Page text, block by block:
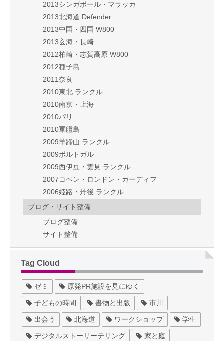
2013シンガポール・マラッカ
2013北海道 Defender
2013中国・四国 W800
2013玄海・長崎
2012柏崎・志賀高原 W800
2012種子島
2011奈良
2010東北 ランクル
2010南京・上海
2010パリ
2010軍艦島
2009羊蹄山 ランクル
2009ポルトガル
2009西伊豆・雲見 ランクル
2007コペン・ロンドン・カーディフ
2006姫路・丹後 ランクル
ブログ・サイト整備
ブログ整備
サイト整備
Tag Cloud
ゼミ 原発PR施設を見にゆく
子どもの時間 書物と出版 市川
出会う 北海道 ワークショップ 学生
デジタルストーリーテリング 家と庭